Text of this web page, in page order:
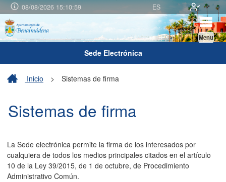
08/08/2026 15:10:59 ES
Menu
Sede Electrónica
Inicio > Sistemas de firma
Sistemas de firma
La Sede electrónica permite la firma de los interesados por
cualquiera de todos los medios principales citados en el artículo
10 de la Ley 39/2015, de 1 de octubre, de Procedimiento
Administrativo Común.